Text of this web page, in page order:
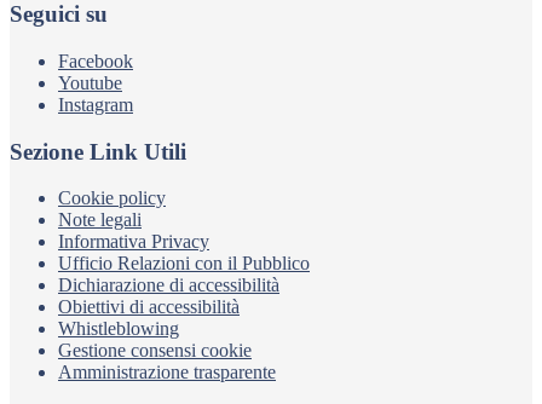
Seguici su
Facebook
Youtube
Instagram
Sezione Link Utili
Cookie policy
Note legali
Informativa Privacy
Ufficio Relazioni con il Pubblico
Dichiarazione di accessibilità
Obiettivi di accessibilità
Whistleblowing
Gestione consensi cookie
Amministrazione trasparente